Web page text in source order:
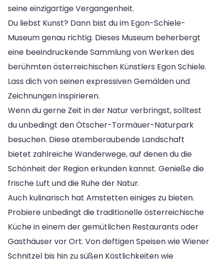
seine einzigartige Vergangenheit.
Du liebst Kunst? Dann bist du im Egon-Schiele-
Museum genau richtig. Dieses Museum beherbergt
eine beeindruckende Sammlung von Werken des
berühmten österreichischen Künstlers Egon Schiele.
Lass dich von seinen expressiven Gemälden und
Zeichnungen inspirieren.
Wenn du gerne Zeit in der Natur verbringst, solltest
du unbedingt den Ötscher-Tormäuer-Naturpark
besuchen. Diese atemberaubende Landschaft
bietet zahlreiche Wanderwege, auf denen du die
Schönheit der Region erkunden kannst. Genieße die
frische Luft und die Ruhe der Natur.
Auch kulinarisch hat Amstetten einiges zu bieten.
Probiere unbedingt die traditionelle österreichische
Küche in einem der gemütlichen Restaurants oder
Gasthäuser vor Ort. Von deftigen Speisen wie Wiener
Schnitzel bis hin zu süßen Köstlichkeiten wie